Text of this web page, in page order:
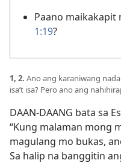
Paano maikakapit
1:19?
1, 2. Ano ang karaniwang
isa’t isa? Pero ano ang
DAAN-DAANG bata sa
“Kung malaman mong
magulang mo bukas,
Sa halip na banggitin